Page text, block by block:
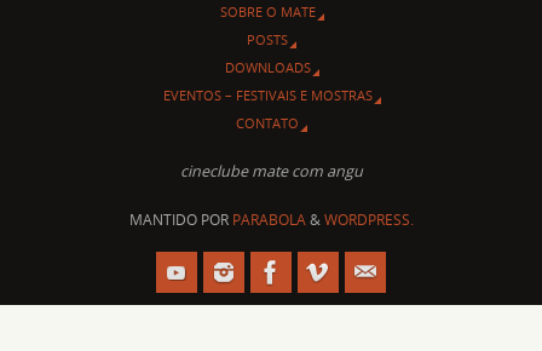
SOBRE O MATE
POSTS
DOWNLOADS
EVENTOS – FESTIVAIS E MOSTRAS
CONTATO
cineclube mate com angu
MANTIDO POR PARABOLA&WORDPRESS.